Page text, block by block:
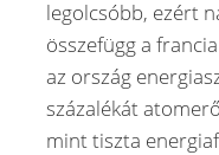
legolcsóbb, ezért
összefügg a
az ország
százalékát
mint tiszta